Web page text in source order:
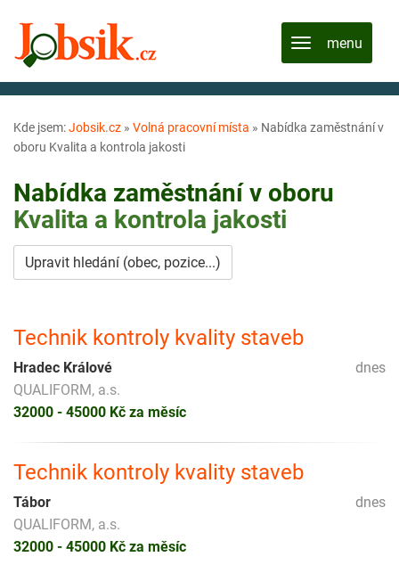
Kde jsem:Jobsik.cz » Volná pracovní místa » Nabídka zaměstnání v
oboru Kvalita a kontrola jakosti
Nabídka zaměstnání v oboru
Kvalita a kontrola jakosti
Upravit hledání (obec, pozice...)
Technik kontroly kvality staveb
dnes
Hradec Králové
QUALIFORM, a.s.
32000 - 45000 Kč za měsíc
Technik kontroly kvality staveb
dnes
Tábor
QUALIFORM, a.s.
32000 - 45000 Kč za měsíc